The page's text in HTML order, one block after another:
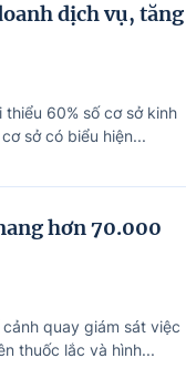
dịch vụ, tăng
60% số cơ sở kinh
sở có biểu hiện...
hơn 70.000
quay giám sát việc
thuốc lắc và hình...